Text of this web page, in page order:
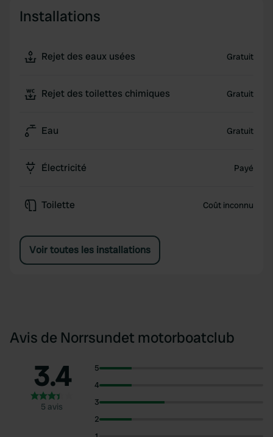
Installations
Rejet des eaux usées Gratuit
Rejet des toilettes chimiques Gratuit
Eau Gratuit
Électricité Payé
Toilette Coût inconnu
Voir toutes les installations
Avis de Norrsundet motorboatclub
3.4
5 avis
5
4
3
2